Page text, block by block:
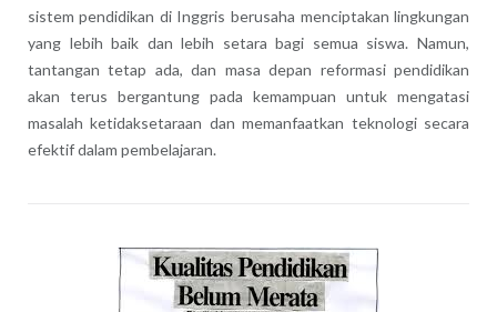
sistem pendidikan di Inggris berusaha menciptakan lingkungan
yang lebih baik dan lebih setara bagi semua siswa. Namun,
tantangan tetap ada, dan masa depan reformasi pendidikan
akan terus bergantung pada kemampuan untuk mengatasi
masalah ketidaksetaraan dan memanfaatkan teknologi secara
efektif dalam pembelajaran.